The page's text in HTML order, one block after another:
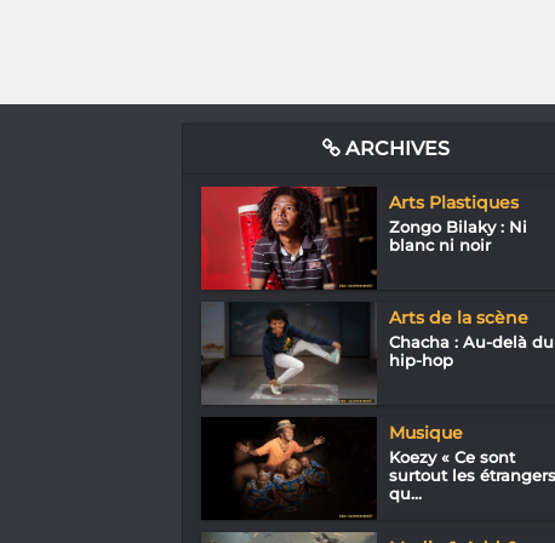
ARCHIVES
Arts Plastiques
Zongo Bilaky : Ni
blanc ni noir
Arts de la scène
Chacha : Au-delà du
hip-hop
Musique
Koezy « Ce sont
surtout les étrangers
qu...